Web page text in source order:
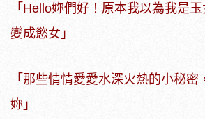
「Hello妳們好！原本我以為我是
變成慾女」
「那些情情愛愛水深火熱的小秘
妳」